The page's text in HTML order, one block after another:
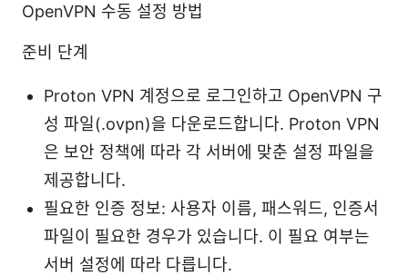
OpenVPN 수동 설정 방법
준비 단계
Proton VPN 계정으로 로그인하고 OpenVPN 구
성 파일(.ovpn)을 다운로드합니다. Proton VPN
은 보안 정책에 따라 각 서버에 맞춘 설정 파일을
제공합니다.
필요한 인증 정보: 사용자 이름, 패스워드, 인증서
파일이 필요한 경우가 있습니다. 이 필요 여부는
서버 설정에 따라 다릅니다.